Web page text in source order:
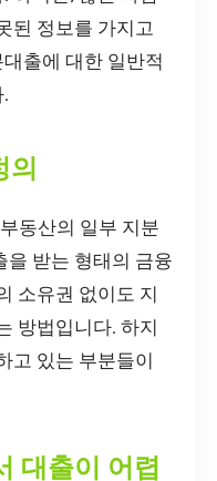
된 정보를 가지고
출에 대한 일반적
동산의 일부 지분
을 받는 형태의 금융
소유권 없이도 지
방법입니다. 하지
고 있는 부분들이
대출이 어렵